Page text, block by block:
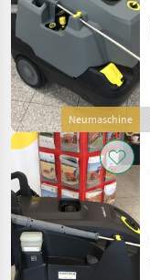
Neumaschine